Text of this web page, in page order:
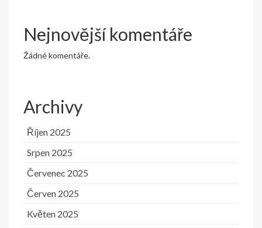
Nejnovější komentáře
Žádné komentáře.
Archivy
Říjen 2025
Srpen 2025
Červenec 2025
Červen 2025
Květen 2025